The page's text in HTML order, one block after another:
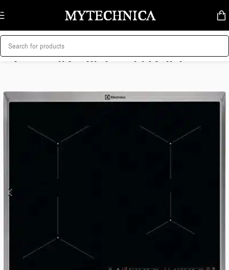
Skip to navigation
Skip to main content
მთავარი/სამზარეულოს ტექნიკა/ჩასაშენებელი ქურები